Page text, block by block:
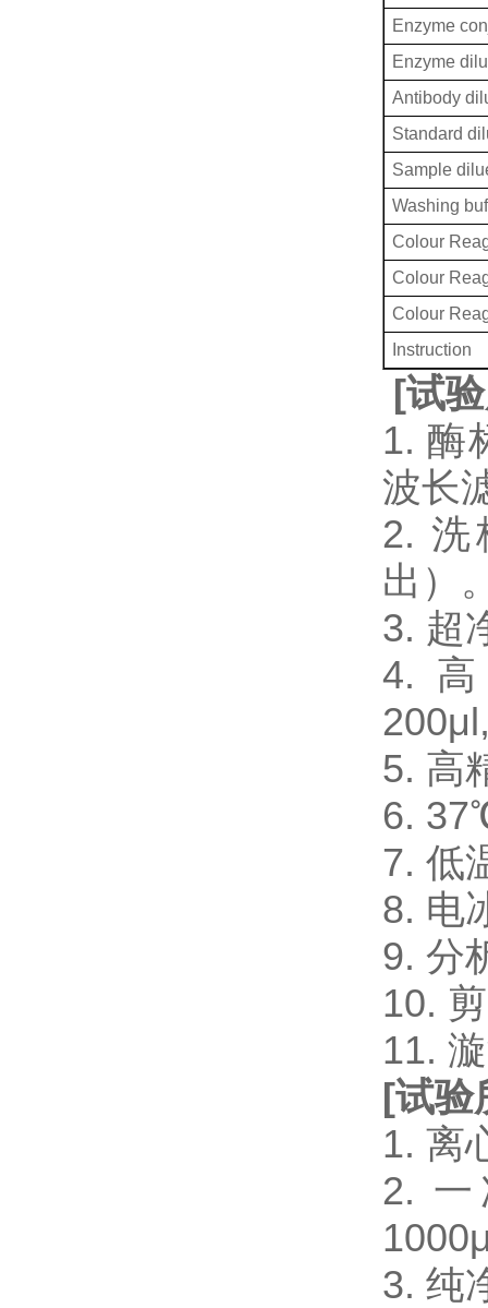
Enzyme
Enzyme
Antibody
Standard
Sample
Washing
Colour
Colour
Colour
Instruction
[试
1. 酶
波长
2. 洗
出）
3. 超
4.
5. 高
6.
7. 低
8. 电
9. 分
10.
11.
[试验
1. 离
2. 一
3. 纯